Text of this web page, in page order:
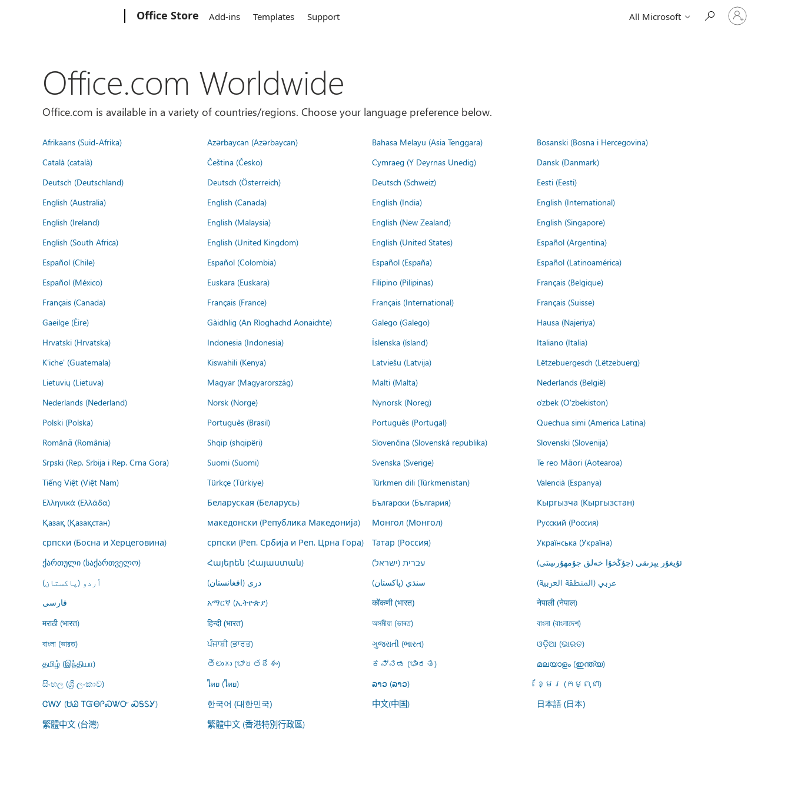
Office Store Add-ins Templates Support All Microsoft
Sign
in
Office.com Worldwide
Office.com is available in a variety of countries/regions. Choose your language preference below.
Afrikaans (Suid-Afrika) Azərbaycan (Azərbaycan) Bahasa Melayu (Asia Tenggara)
Bosanski (Bosna i Hercegovina)
Català (català)
Čeština (Česko) Cymraeg (Y Deyrnas Unedig)
Dansk (Danmark)
Deutsch (Deutschland)
Deutsch (Österreich) Deutsch (Schweiz)
Eesti (Eesti)
English (Australia)
English (Canada) English (India)
English (International)
English (Ireland)
English (Malaysia) English (New Zealand)
English (Singapore)
English (South Africa)
English (United Kingdom) English (United States)
Español (Argentina)
Español (Chile)
Español (Colombia) Español (España)
Español (Latinoamérica)
Español (México)
Euskara (Euskara) Filipino (Pilipinas)
Français (Belgique)
Français (Canada)
Français (France) Français (International)
Français (Suisse)
Gaeilge (Éire)
Gàidhlig (An Rìoghachd Aonaichte) Galego (Galego)
Hausa (Najeriya)
Hrvatski (Hrvatska)
Indonesia (Indonesia) Íslenska (ísland)
Italiano (Italia)
K'iche' (Guatemala)
Kiswahili (Kenya) Latviešu (Latvija)
Lëtzebuergesch (Lëtzebuerg)
Lietuvių (Lietuva)
Magyar (Magyarország) Malti (Malta)
Nederlands (België)
Nederlands (Nederland)
Norsk (Norge) Nynorsk (Noreg)
o'zbek (O'zbekiston)
Polski (Polska)
Português (Brasil) Português (Portugal)
Quechua simi (America Latina)
Română (România)
Shqip (shqipëri) Slovenčina (Slovenská republika)
Slovenski (Slovenija)
Srpski (Rep. Srbija i Rep. Crna Gora)
Suomi (Suomi) Svenska (Sverige)
Te reo Māori (Aotearoa)
Tiếng Việt (Việt Nam)
Türkçe (Türkiye) Türkmen dili (Türkmenistan)
Valencià (Espanya)
Ελληνικά (Ελλάδα)
Беларуская (Беларусь) Български (България)
Кыргызча (Кыргызстан)
Қазақ (Қазақстан)
македонски (Република Македонија) Монгол (Монгол)
Русский (Россия)
српски (Босна и Херцеговина)
српски (Реп. Србија и Реп. Црна Гора) Татар (Россия)
Українська (Україна)
ქართული (საქართველო)
Հայերեն (Հայաստան) עברית (ישראל)
ئۇيغۇر يېزىقى (جۇڭخۇا خەلق جۇمھۇرىيىتى)
اُردو (پاکستان)
درى (افغانستان) سنڌي (پاکستان)
عربي (المنطقة العربية)
فارسى
አማርኛ (ኢትዮጵያ) कोंकणी (भारत)
नेपाली (नेपाल)
मराठी (भारत)
हिन्दी (भारत) অসমীয়া (ভাৰত)
বাংলা (বাংলাদেশ)
বাংলা (ভারত)
ਪੰਜਾਬੀ (ਭਾਰਤ) ગુજરાતી (ભારત)
ଓଡ଼ିଆ (ଭାରତ)
தமிழ் (இந்தியா)
తెలుగు (భారతదేశం) ಕನ್ನಡ (ಭಾರತ)
മലയാളം (ഇന്ത്യ)
සිංහල (ශ්‍රී ලංකාව)
ไทย (ไทย) ລາວ (ລາວ)
ខ្មែរ (កម្ពុជា)
ᏣᎳᎩ (ᏌᏊ ᎢᏳᎾᎵᏍᏔᏅ ᏍᎦᏚᎩ)
한국어 (대한민국) 中文(中国) 日本語 (日本)
繁體中文 (台灣) 繁體中文 (香港特別行政區)